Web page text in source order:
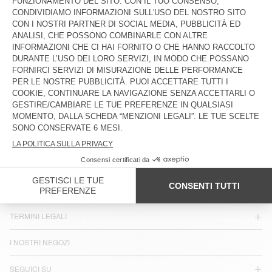
€ 145 € 195
PAESE/REGIONE : ITALIA
LINGUA :
ACCESSIBILITÀ
SERVIZIO CLIENTI
TERMINI LEGALI
I NOSTRI NEGOZI
SEGUICI SU